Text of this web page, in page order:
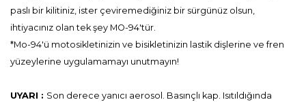
paslı bir kilitiniz, ister çeviremediğiniz bir sürgünüz olsun,
ihtiyacınız olan tek şey MO-94'tür.
*Mo-94'ü motosikletinizin ve bisikletinizin lastik dişlerine ve fren
yüzeylerine uygulamamayı unutmayın!
UYARI : Son derece yanıcı aerosol. Basınçlı kap. Isıtıldığında